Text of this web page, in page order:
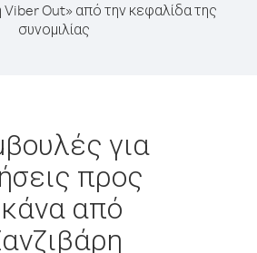
Viber Out» από την κεφαλίδα της
συνομιλίας
για
προς
από